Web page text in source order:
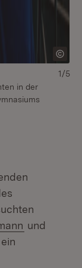
in der
1/5
und
ein